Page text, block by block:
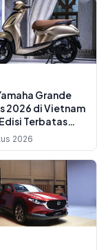
Grande
2026 di Vietnam
Terbatas
Mahal
2026